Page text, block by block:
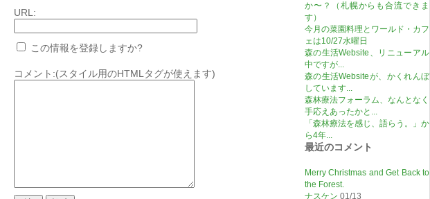
URL:
この情報を登録しますか?
コメント:(スタイル用のHTMLタグが使えます)
か〜？（札幌からも合流できま
す）
今月の菜園料理とワールド・カフ
ェは10/27水曜日
森の生活Website、リニューアル
中ですが...
森の生活Websiteが、かくれんぼ
しています...
森林療法フォーラム、なんとなく
手応えあったかと...
「森林療法を感じ、語らう。」か
ら4年...
最近のコメント
Merry Christmas and Get Back to
the Forest.
ナスケン 01/13